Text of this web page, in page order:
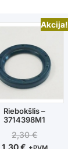
Akcija!
Riebokšlis –
3714398M1
2,30€
1,30€